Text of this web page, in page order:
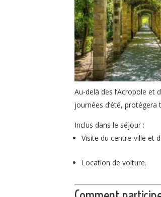
Au-delà des l’Acropole et
journées d’été, protégera
Inclus dans le séjour :
Visite du centre-ville et
Location de voiture.